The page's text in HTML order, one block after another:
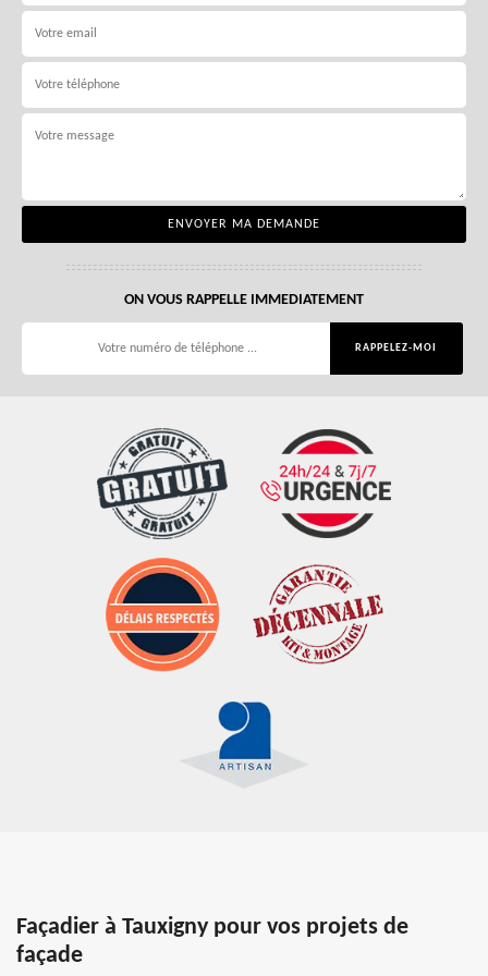
ON VOUS RAPPELLE IMMEDIATEMENT
Façadier à Tauxigny pour vos projets de
façade